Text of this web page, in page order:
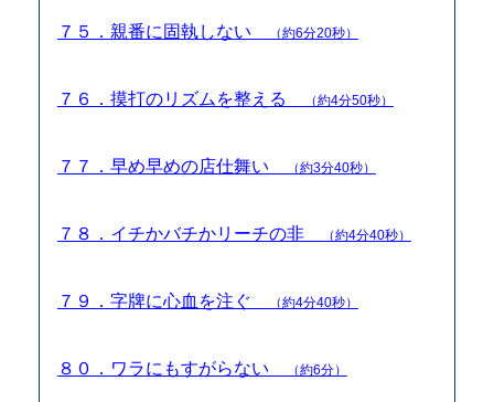
７５．親番に固執しない （約6分20秒）
７６．摸打のリズムを整える （約4分50秒）
７７．早め早めの店仕舞い （約3分40秒）
７８．イチかバチかリーチの非 （約4分40秒）
７９．字牌に心血を注ぐ （約4分40秒）
８０．ワラにもすがらない （約6分）